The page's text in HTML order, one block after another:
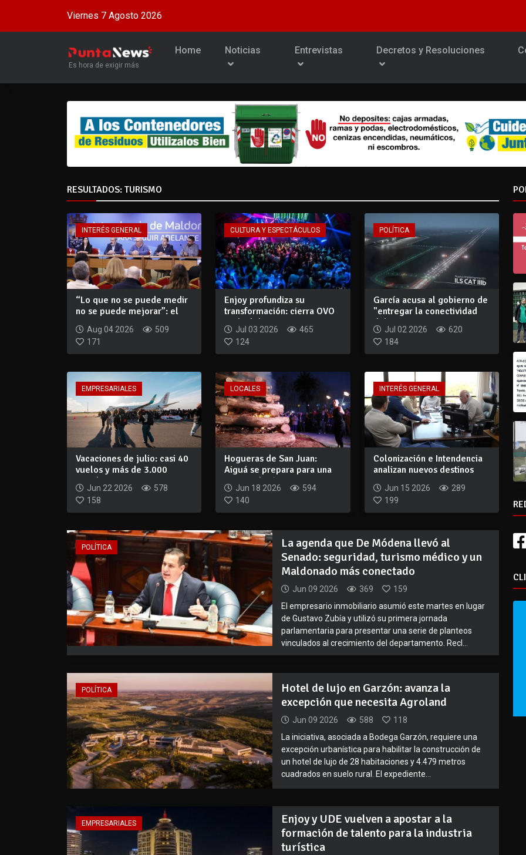
Viernes 7 Agosto 2026
Es hora de exigir más
Home Noticias Entrevistas Decretos y Resoluciones
RESULTADOS: TURISMO
INTERÉS GENERAL
“Lo que no se puede medir
no se puede mejorar”: el
Aug 04 2026
509
171
CULTURA Y ESPECTÁCULOS
Enjoy profundiza su
transformación: cierra OVO
Nightclub, re...
Jul 03 2026
465
124
POLÍTICA
García acusa al gobierno de
"entregar la conectividad
del pa...
Jul 02 2026
620
184
EMPRESARIALES
Vacaciones de julio: casi 40
vuelos y más de 3.000
estudiant...
Jun 22 2026
578
158
LOCALES
Hogueras de San Juan:
Aiguá se prepara para una
nueva edició...
Jun 18 2026
594
140
INTERÉS GENERAL
Colonización e Intendencia
analizan nuevos destinos
Jun 15 2026
289
199
POLÍTICA
La agenda que De Módena llevó al
Senado: seguridad, turismo médico y un
Maldonado más conectado
Jun 09 2026 369
159
El empresario inmobiliario asumió este martes en lugar
de Gustavo Zubía y utilizó su primera jornada
parlamentaria para presentar una serie de planteos
vinculados al crecimiento del departamento. Recl...
POLÍTICA
Hotel de lujo en Garzón: avanza la
excepción que necesita Agroland
Jun 09 2026 588
118
La iniciativa, asociada a Bodega Garzón, requiere una
excepción urbanística para habilitar la construcción de
un hotel de lujo de 28 habitaciones y 4.479 metros
cuadrados en suelo rural. El expediente...
EMPRESARIALES
Enjoy y UDE vuelven a apostar a la
formación de talento para la industria
turística